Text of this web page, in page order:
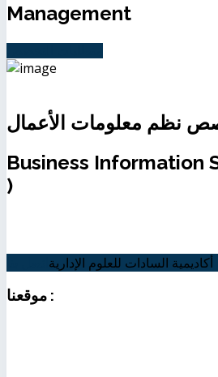
Management
نظم معلومات الأعمال
Business Information
)
أكاديمية السادات للعلوم الإدارية
: